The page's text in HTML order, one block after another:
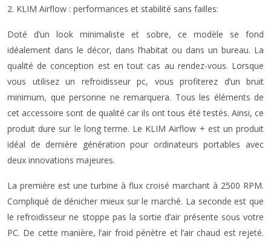
2. KLIM Airflow : performances et stabilité sans failles:
Doté d’un look minimaliste et sobre, ce modèle se fond
idéalement dans le décor, dans l’habitat ou dans un bureau. La
qualité de conception est en tout cas au rendez-vous. Lorsque
vous utilisez un refroidisseur pc, vous profiterez d’un bruit
minimum, que personne ne remarquera. Tous les éléments de
cet accessoire sont de qualité car ils ont tous été testés. Ainsi, ce
produit dure sur le long terme. Le KLIM Airflow + est un produit
idéal de dernière génération pour ordinateurs portables avec
deux innovations majeures.
La première est une turbine à flux croisé marchant à 2500 RPM.
Compliqué de dénicher mieux sur le marché. La seconde est que
le refroidisseur ne stoppe pas la sortie d’air présente sous votre
PC. De cette manière, l’air froid pénètre et l’air chaud est rejeté.